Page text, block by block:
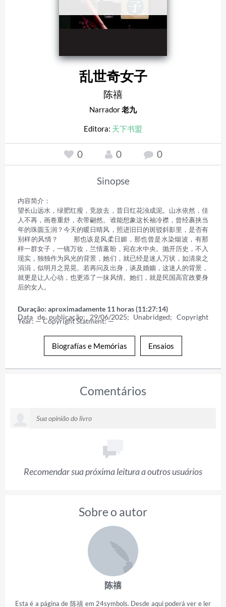
乱世奇女子
陈禧
Narrador老九
Editora: 天下书盟
0 0 0
Sinopse
内容简介：
望长山远水，绿肥红瘦，竞故去，昔日红花浊成泥。山水依然，佳
人不再，画卷重舒，衣带翩然。谁能想象这长袖冷襟，曾经裹挟当
年的珠圆玉润？今天的暖日晴风，照进旧日的斑驳斜影里，是否有
别样的风情？ 　　那也该是风柔日媚，那也曾是水染烟波，有那
样一群女子，一镜万妆，兰情蕙盼，宛在水中央。抛开历史，不入
现实，独独作为风光的背景，她们，就已经是迷人万状，如清泉之
涓涓，似明月之晃晃。若再问及出身，谈及婚姻，这迷人的背景，
就更是让人心动，也更添了一抹风情。她们，就是民国高官政要身
后的女人。
Duração: aproximadamente 11 horas (11:27:14)
Data de publicação: 29/06/2025; Unabridged; Copyright
Year: — Copyright Statment: —
Biografías e Memórias Ensaios
Comentários
Recomendar sua próxima leitura a outros usuários
Sobre o autor
陈禧
Esta é a página de 陈禧 em 24symbols. Desde aqui poderá ver e ler